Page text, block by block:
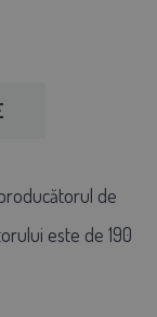
de
este de 190